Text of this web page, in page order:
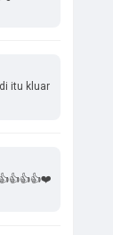
itu kluar